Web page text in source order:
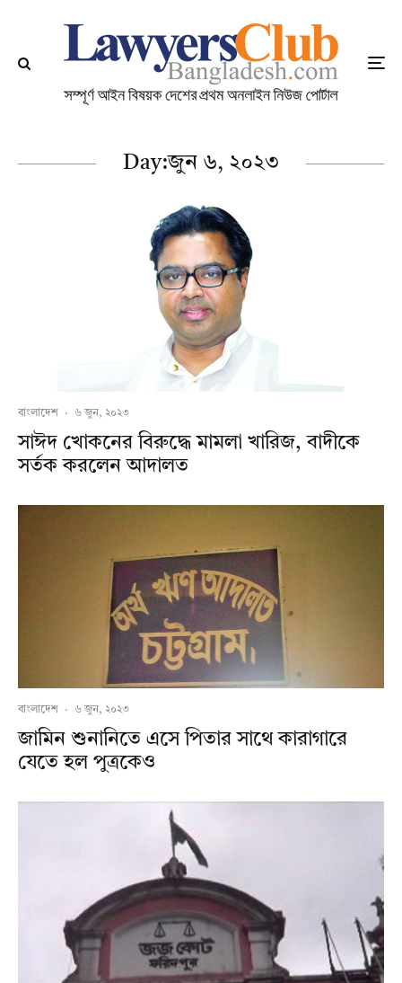
Day:জুন ৬, ২০২৩
বাংলাদেশ · ৬ জুন, ২০২৩
সাঈদ খোকনের বিরুদ্ধে মামলা খারিজ, বাদীকে
সর্তক করলেন আদালত
বাংলাদেশ · ৬ জুন, ২০২৩
জামিন শুনানিতে এসে পিতার সাথে কারাগারে
যেতে হল পুত্রকেও